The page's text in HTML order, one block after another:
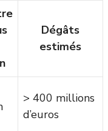
Dégâts
estimés
> 400 millions
d’euros